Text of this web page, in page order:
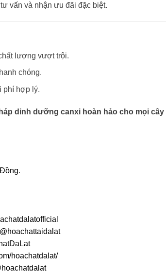
vấn và nhận ưu đãi đặc biệt.
lượng vượt trội.
chóng.
phí hợp lý.
dinh dưỡng canxi hoàn hảo cho mọi cây
.
hoachatdalat/